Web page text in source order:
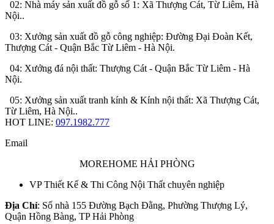
02: Nhà máy sản xuất đồ gỗ số 1: Xã Thượng Cát, Từ Liêm, Hà
Nội..
03: Xưởng sản xuất đồ gỗ công nghiệp: Đường Đại Đoàn Kết,
Thượng Cát - Quận Bắc Từ Liêm - Hà Nội.
04: Xưởng đá nội thất: Thượng Cát - Quận Bắc Từ Liêm - Hà
Nội.
05: Xưởng sản xuất tranh kính & Kính nội thất: Xã Thượng Cát,
Từ Liêm, Hà Nội..
HOT LINE: 097.1982.777
Email
MOREHOME HẢI PHÒNG
VP Thiết Kế & Thi Công Nội Thất chuyên nghiệp
Địa Chỉ: Số nhà 155 Đường Bạch Đằng, Phường Thượng Lý,
Quận Hồng Bàng, TP Hải Phòng